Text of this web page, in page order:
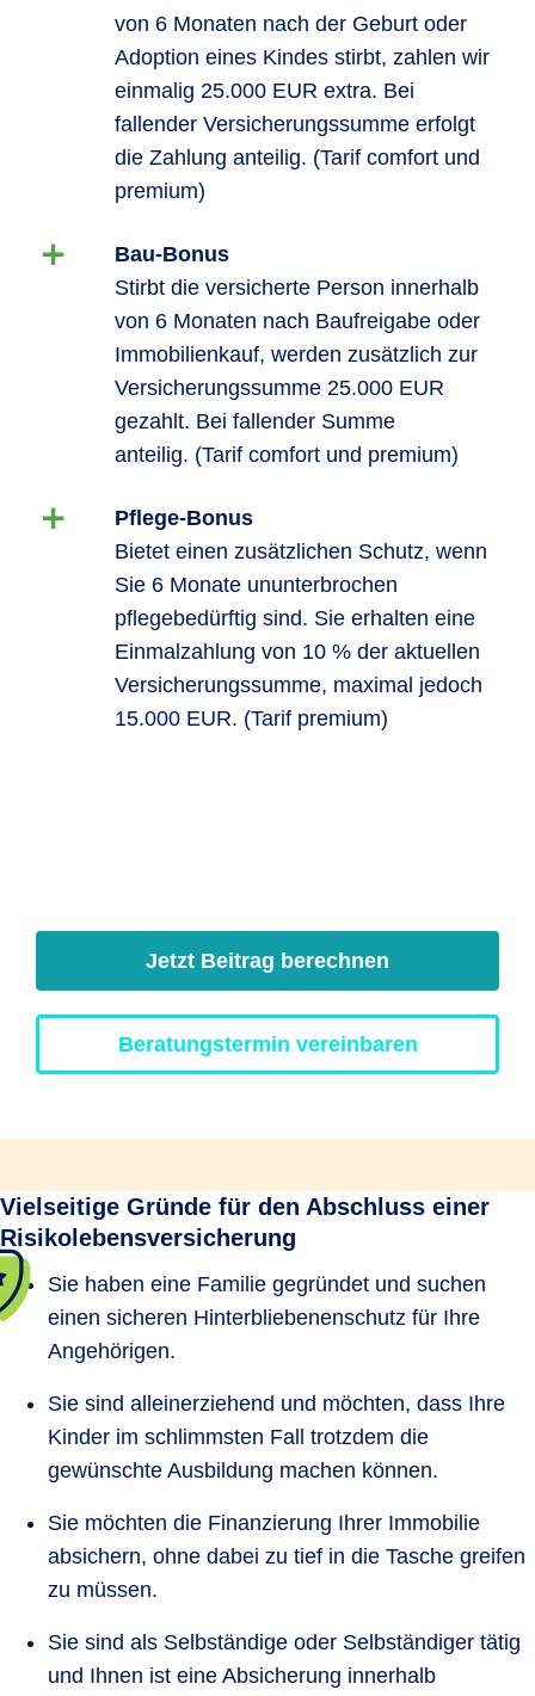
von 6 Monaten nach der Geburt oder
Adoption eines Kindes stirbt, zahlen wir
einmalig 25.000 EUR extra. Bei
fallender Versicherungssumme erfolgt
die Zahlung anteilig. (Tarif comfort und
premium)
Bau-Bonus
Stirbt die versicherte Person innerhalb
von 6 Monaten nach Baufreigabe oder
Immobilienkauf, werden zusätzlich zur
Versicherungssumme 25.000 EUR
gezahlt. Bei fallender Summe
anteilig. (Tarif comfort und premium)
Pflege-Bonus
Bietet einen zusätzlichen Schutz, wenn
Sie 6 Monate ununterbrochen
pflegebedürftig sind. Sie erhalten eine
Einmalzahlung von 10 % der aktuellen
Versicherungssumme, maximal jedoch
15.000 EUR. (Tarif premium)
Jetzt Beitrag berechnen
Beratungstermin vereinbaren
Vielseitige Gründe für den Abschluss einer
Risikolebensversicherung
Sie haben eine Familie gegründet und suchen
einen sicheren Hinterbliebenenschutz für Ihre
Angehörigen.
Sie sind alleinerziehend und möchten, dass Ihre
Kinder im schlimmsten Fall trotzdem die
gewünschte Ausbildung machen können.
Sie möchten die Finanzierung Ihrer Immobilie
absichern, ohne dabei zu tief in die Tasche greifen
zu müssen.
Sie sind als Selbständige oder Selbständiger tätig
und Ihnen ist eine Absicherung innerhalb